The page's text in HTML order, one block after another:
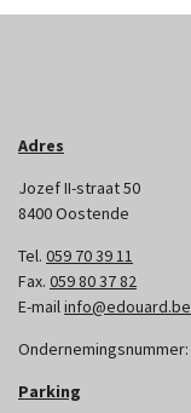
Adres
Jozef II-straat 50
8400 Oostende
Tel. 059 70 39 11
Fax. 059 80 37 82
E-mailinfo@edouard.be
Ondernemingsnummer:
Parking